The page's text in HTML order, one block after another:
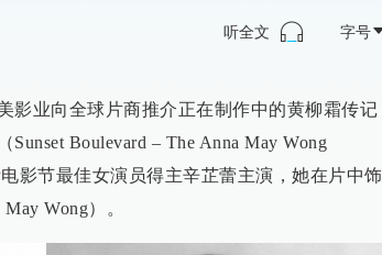
听全文 字号
影业向全球片商推介正在制作中的黄柳霜传记
Boulevard – The Anna May Wong
影节最佳女演员得主辛芷蕾主演，她在片中饰
Wong）。